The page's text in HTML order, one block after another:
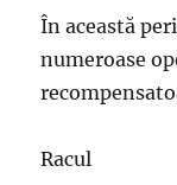
În această
numeroase
Racul